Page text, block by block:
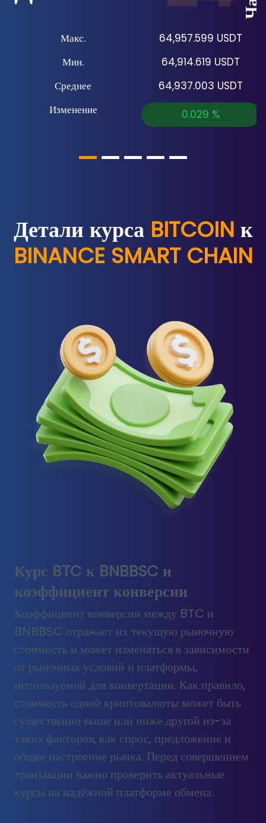
Макс.
Мин.
Среднее
Изменение
64,957.599 USDT
64,914.619 USDT
64,937.003 USDT
0.029 %
Детали курса BITCOIN к
BINANCE SMART CHAIN
Курс BTC к BNBBSC и
коэффициент конверсии
Коэффициент конверсии между BTC и
BNBBSC отражает их текущую рыночную
стоимость и может изменяться в зависимости
от рыночных условий и платформы,
используемой для конвертации. Как правило,
стоимость одной криптовалюты может быть
существенно выше или ниже другой из-за
таких факторов, как спрос, предложение и
общее настроение рынка. Перед совершением
транзакции важно проверить актуальные
курсы на надёжной платформе обмена.